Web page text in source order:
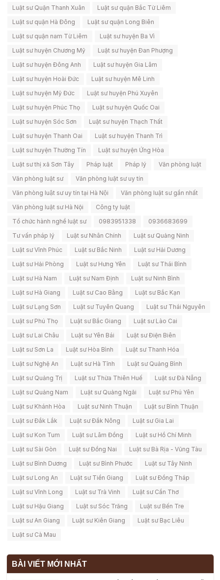
Luật sư Quận Thanh Xuân
Luật sư quận Bắc Từ Liêm
Luật sư quận Hà Đông
Luật sư quận Long Biên
Luật sư quận nam Từ Liêm
Luật sư huyện Ba Vì
Luật sư huyện Chương Mỹ
Luật sư huyện Đan Phượng
Luật sư huyện Đông Anh
Luật sư huyện Gia Lâm
Luật sư huyện Hoài Đức
Luật sư huyện Mê Linh
Luật sư huyện Mỹ Đức
Luật sư huyện Phú Xuyên
Luật sư huyện Phúc Thọ
Luật sư huyện Quốc Oai
Luật sư huyện Sóc Sơn
Luật sư huyện Thạch Thất
Luật sư huyện Thanh Oai
Luật sư huyện Thanh Trì
Luật sư huyện Thường Tín
Luật sư huyện Ứng Hòa
Luật sư thị xã Sơn Tây
Pháp luật Pháp lý
Văn phòng luật
Văn phòng luật sư
Văn phòng luật sư uy tín
Văn phòng luật sư uy tín tại Hà Nội
Văn phòng luật sư gần nhất
Văn phòng luật sư Hà Nội
Công ty luật
Tổ chức hành nghề luật sư
0983951338
0936683699
Tư vấn pháp lý
Luật sư Nhân Chính
Luật sư Quảng Ninh
Luật sư Vĩnh Phúc
Luật sư Bắc Ninh
Luật sư Hải Dương
Luật sư Hải Phòng
Luật sư Hưng Yên
Luật sư Thái Bình
Luật sư Hà Nam
Luật sư Nam Định
Luật sư Ninh Bình
Luật sư Hà Giang
Luật sư Cao Bằng
Luật sư Bắc Kạn
Luật sư Lạng Sơn
Luật sư Tuyên Quang
Luật sư Thái Nguyên
Luật sư Phú Thọ
Luật sư Bắc Giang
Luật sư Lào Cai
Luật sư Lai Châu
Luật sư Yên Bái
Luật sư Điện Biên
Luật sư Sơn La
Luật sư Hòa Bình
Luật sư Thanh Hóa
Luật sư Nghệ An
Luật sư Hà Tĩnh
Luật sư Quảng Bình
Luật sư Quảng Trị
Luật sư Thừa Thiên Huế
Luật sư Đà Nẵng
Luật sư Quảng Nam
Luật sư Quảng Ngãi
Luật sư Phú Yên
Luật sư Khánh Hòa
Luật sư Ninh Thuận
Luật sư Bình Thuận
Luật sư Đắk Lắk
Luật sư Đắk Nông
Luật sư Gia Lai
Luật sư Kon Tum
Luật sư Lâm Đồng
Luật sư Hồ Chí Minh
Luật sư Sài Gòn
Luật sư Đồng Nai
Luật sư Bà Rịa - Vũng Tàu
Luật sư Bình Dương
Luật sư Bình Phước
Luật sư Tây Ninh
Luật sư Long An
Luật sư Tiền Giang
Luật sư Đồng Tháp
Luật sư Vĩnh Long
Luật sư Trà Vinh
Luật sư Cần Thơ
Luật sư Hậu Giang
Luật sư Sóc Trăng
Luật sư Bến Tre
Luật sư An Giang
Luật sư Kiên Giang
Luật sư Bạc Liêu
Luật sư Cà Mau
BÀI VIẾT MỚI NHẤT